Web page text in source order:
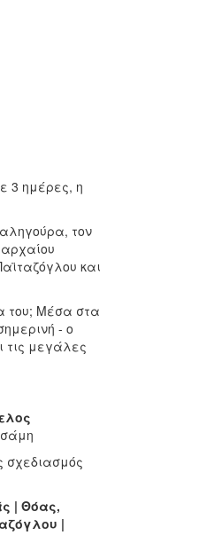
3 ημέρες, η
τον
και
του; Μέσα στα
- ο
τις μεγάλες
σχεδιασμός
| Θόας,
|